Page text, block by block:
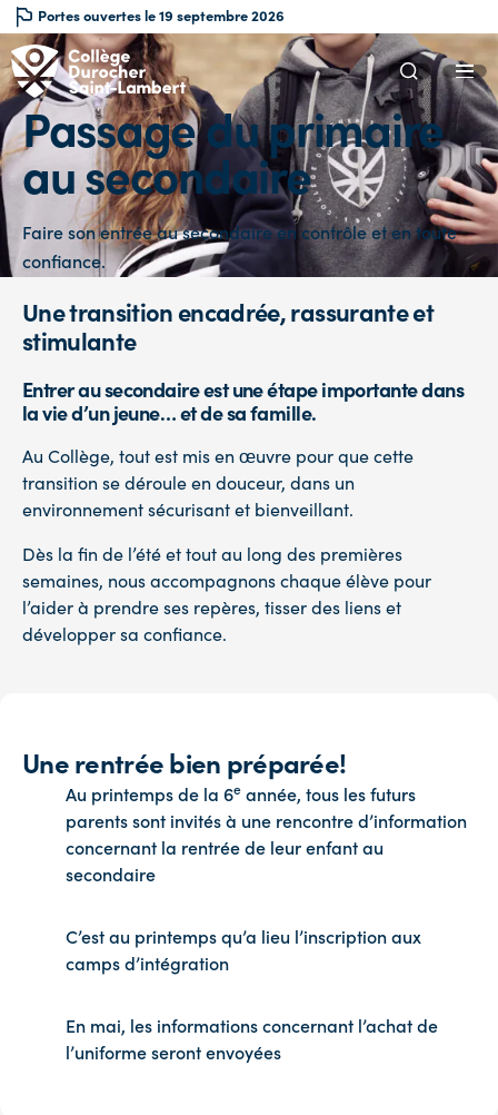
Portes ouvertes le 19 septembre 2026
Passageduprimaire
ausecondaire
Faire son entrée au secondaire en contrôle et en toute
confiance.
Une transition encadrée, rassurante et
stimulante
Entrer au secondaire est une étape importante dans
la vie d’un jeune… et de sa famille.
Au Collège, tout est mis en œuvre pour que cette
transition se déroule en douceur, dans un
environnement sécurisant et bienveillant.
Dès la fin de l’été et tout au long des premières
semaines, nous accompagnons chaque élève pour
l’aider à prendre ses repères, tisser des liens et
développer sa confiance.
Une rentrée bien préparée!
Au printemps de la 6e année, tous les futurs
parents sont invités à une rencontre d’information
concernant la rentrée de leur enfant au
secondaire
C’est au printemps qu’a lieu l’inscription aux
camps d’intégration
En mai, les informations concernant l’achat de
l’uniforme seront envoyées